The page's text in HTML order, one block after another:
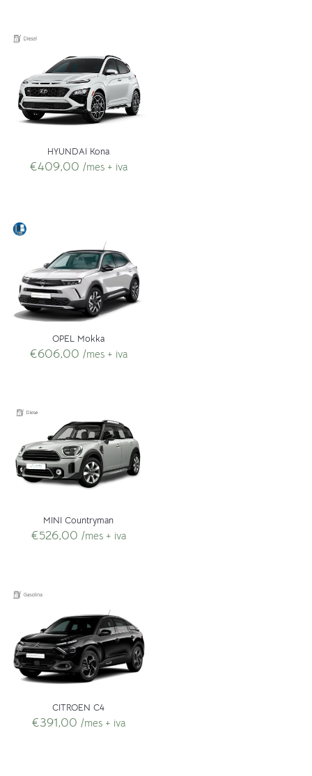
HYUNDAI Kona
€409,00 /mes + iva
OPEL Mokka
€606,00 /mes + iva
MINI Countryman
€526,00 /mes + iva
CITROEN C4
€391,00 /mes + iva